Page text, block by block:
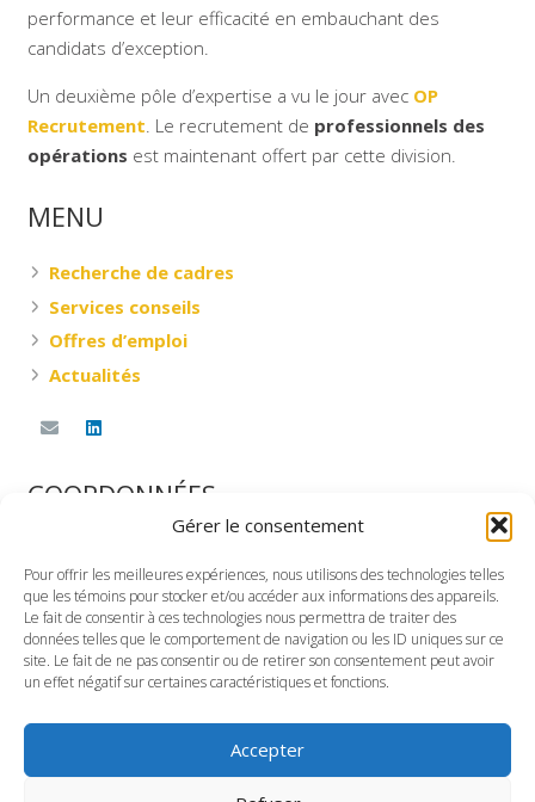
Gérer le consentement
Pour offrir les meilleures expériences, nous utilisons des technologies telles
que les témoins pour stocker et/ou accéder aux informations des appareils.
Le fait de consentir à ces technologies nous permettra de traiter des
données telles que le comportement de navigation ou les ID uniques sur ce
site. Le fait de ne pas consentir ou de retirer son consentement peut avoir
un effet négatif sur certaines caractéristiques et fonctions.
Accepter
performance et leur efficacité en embauchant des
candidats d’exception.
Un deuxième pôle d’expertise a vu le jour avec OP
Recrutement. Le recrutement de professionnels des
opérations est maintenant offert par cette division.
MENU
Recherche de cadres
Services conseils
Offres d’emploi
Actualités
COORDONNÉES
360, rue Saint-Jacques Ouest, G-101
Montréal, Québec
H2Y 1P5
TÉLÉPHONE
Bureau : (514) 935-1111
Sans frais : 1-866-935-4011